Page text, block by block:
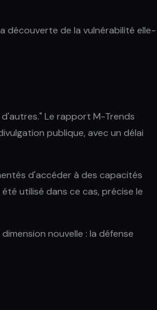
découverte de la vulnérabilité elle-
Le rapport M-Trends
publique, avec un délai
d'accéder à des capacités
utilisé dans ce cas, précise le
nouvelle : la défense